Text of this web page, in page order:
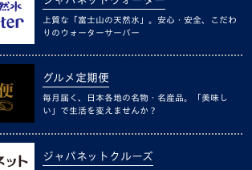
上質な「富士山の天然水」。安心・安全、こだわ
りのウォーターサーバー
グルメ定期便
毎月届く、日本各地の名物・名産品。「美味し
い」で生活を変えませんか？
ジャパネットクルーズ